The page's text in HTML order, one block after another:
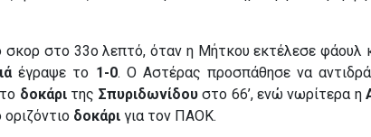
στο 33ο λεπτό, όταν η Μήτκου εκτέλεσε φάουλ
έγραψε το 1-0. Ο Αστέρας προσπάθησε να
δοκάριτης Σπυριδωνίδουστο 66’, ενώ νωρίτερα η
δοκάρι για τον ΠΑΟΚ.